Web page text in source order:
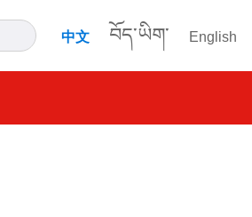
中文 བོད་ཡིག་ English